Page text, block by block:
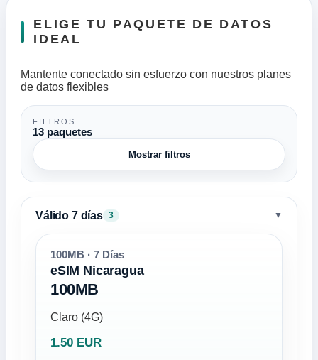
ELIGE TU PAQUETE DE DATOS
IDEAL
Mantente conectado sin esfuerzo con nuestros planes
de datos flexibles
FILTROS
13 paquetes
Mostrar filtros
Válido 7 días 3 ▼
100MB · 7 Días
eSIM Nicaragua
100MB
Claro (4G)
1.50 EUR